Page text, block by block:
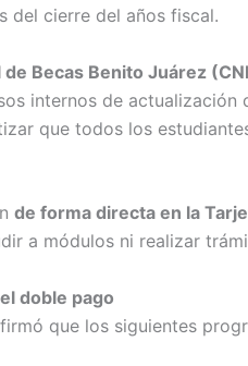
del cierre del años fiscal.
Becas Benito Juárez
internos de actualización
que todos los
de forma directa en la
a módulos ni realizar
doble pago
que los siguientes